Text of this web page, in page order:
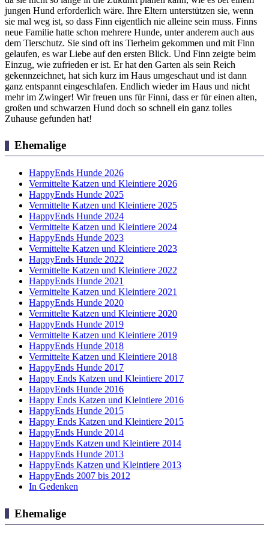
jungen Hund erforderlich wäre. Ihre Eltern unterstützen sie, wenn
sie mal weg ist, so dass Finn eigentlich nie alleine sein muss. Finns
neue Familie hatte schon mehrere Hunde, unter anderem auch aus
dem Tierschutz. Sie sind oft ins Tierheim gekommen und mit Finn
gelaufen, es war Liebe auf den ersten Blick. Und Finn zeigte beim
Einzug, wie zufrieden er ist. Er hat den Garten als sein Reich
gekennzeichnet, hat sich kurz im Haus umgeschaut und ist dann
ganz entspannt eingeschlafen. Endlich wieder im Haus und nicht
mehr im Zwinger! Wir freuen uns für Finni, dass er für einen alten,
großen und schwarzen Hund doch so schnell ein ganz tolles
Zuhause gefunden hat!
Ehemalige
HappyEnds Hunde 2026
Vermittelte Katzen und Kleintiere 2026
HappyEnds Hunde 2025
Vermittelte Katzen und Kleintiere 2025
HappyEnds Hunde 2024
Vermittelte Katzen und Kleintiere 2024
HappyEnds Hunde 2023
Vermittelte Katzen und Kleintiere 2023
HappyEnds Hunde 2022
Vermittelte Katzen und Kleintiere 2022
HappyEnds Hunde 2021
Vermittelte Katzen und Kleintiere 2021
HappyEnds Hunde 2020
Vermittelte Katzen und Kleintiere 2020
HappyEnds Hunde 2019
Vermittelte Katzen und Kleintiere 2019
HappyEnds Hunde 2018
Vermittelte Katzen und Kleintiere 2018
HappyEnds Hunde 2017
Happy Ends Katzen und Kleintiere 2017
HappyEnds Hunde 2016
Happy Ends Katzen und Kleintiere 2016
HappyEnds Hunde 2015
Happy Ends Katzen und Kleintiere 2015
HappyEnds Hunde 2014
HappyEnds Katzen und Kleintiere 2014
HappyEnds Hunde 2013
HappyEnds Katzen und Kleintiere 2013
HappyEnds 2007 bis 2012
In Gedenken
Ehemalige